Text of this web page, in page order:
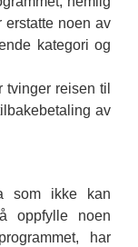
erstatte noen av
kategori og
tvinger reisen til
av
som ikke kan
oppfylle noen
har